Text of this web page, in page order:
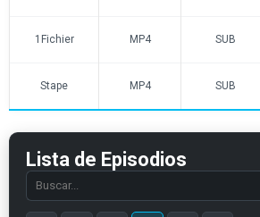
1Fichier MP4 SUB
Stape MP4 SUB
Lista de Episodios
Search
episode